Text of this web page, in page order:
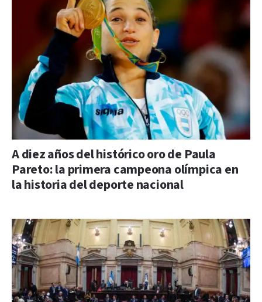
A diez años del histórico oro de Paula
Pareto: la primera campeona olímpica en
la historia del deporte nacional